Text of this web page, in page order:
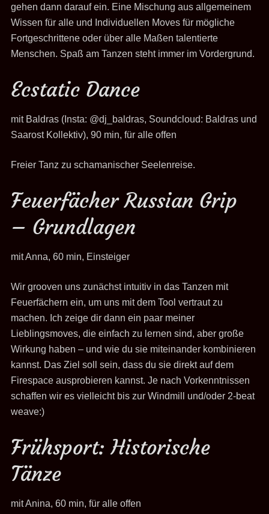
gehen dann darauf ein. Eine Mischung aus allgemeinem
Wissen für alle und Individuellen Moves für mögliche
Fortgeschrittene oder über alle Maßen talentierte
Menschen. Spaß am Tanzen steht immer im Vordergrund.
Ecstatic Dance
mit Baldras (Insta: @dj_baldras, Soundcloud: Baldras und
Saarost Kollektiv), 90 min, für alle offen
Freier Tanz zu schamanischer Seelenreise.
Feuerfächer Russian Grip
– Grundlagen
mit Anna, 60 min, Einsteiger
Wir grooven uns zunächst intuitiv in das Tanzen mit
Feuerfächern ein, um uns mit dem Tool vertraut zu
machen. Ich zeige dir dann ein paar meiner
Lieblingsmoves, die einfach zu lernen sind, aber große
Wirkung haben – und wie du sie miteinander kombinieren
kannst. Das Ziel soll sein, dass du sie direkt auf dem
Firespace ausprobieren kannst. Je nach Vorkenntnissen
schaffen wir es vielleicht bis zur Windmill und/oder 2-beat
weave:)
Frühsport: Historische
Tänze
mit Anina, 60 min, für alle offen